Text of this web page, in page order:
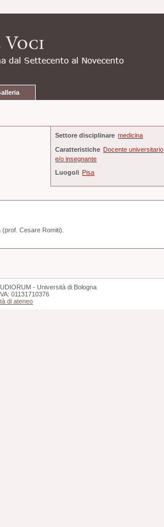
Settore disciplinare medicina
Caratteristiche Docente universitario
e/o insegnante
Luogo/i Pisa
(prof. Cesare Romiti).
- Università di Bologna
01131710376
di ateneo